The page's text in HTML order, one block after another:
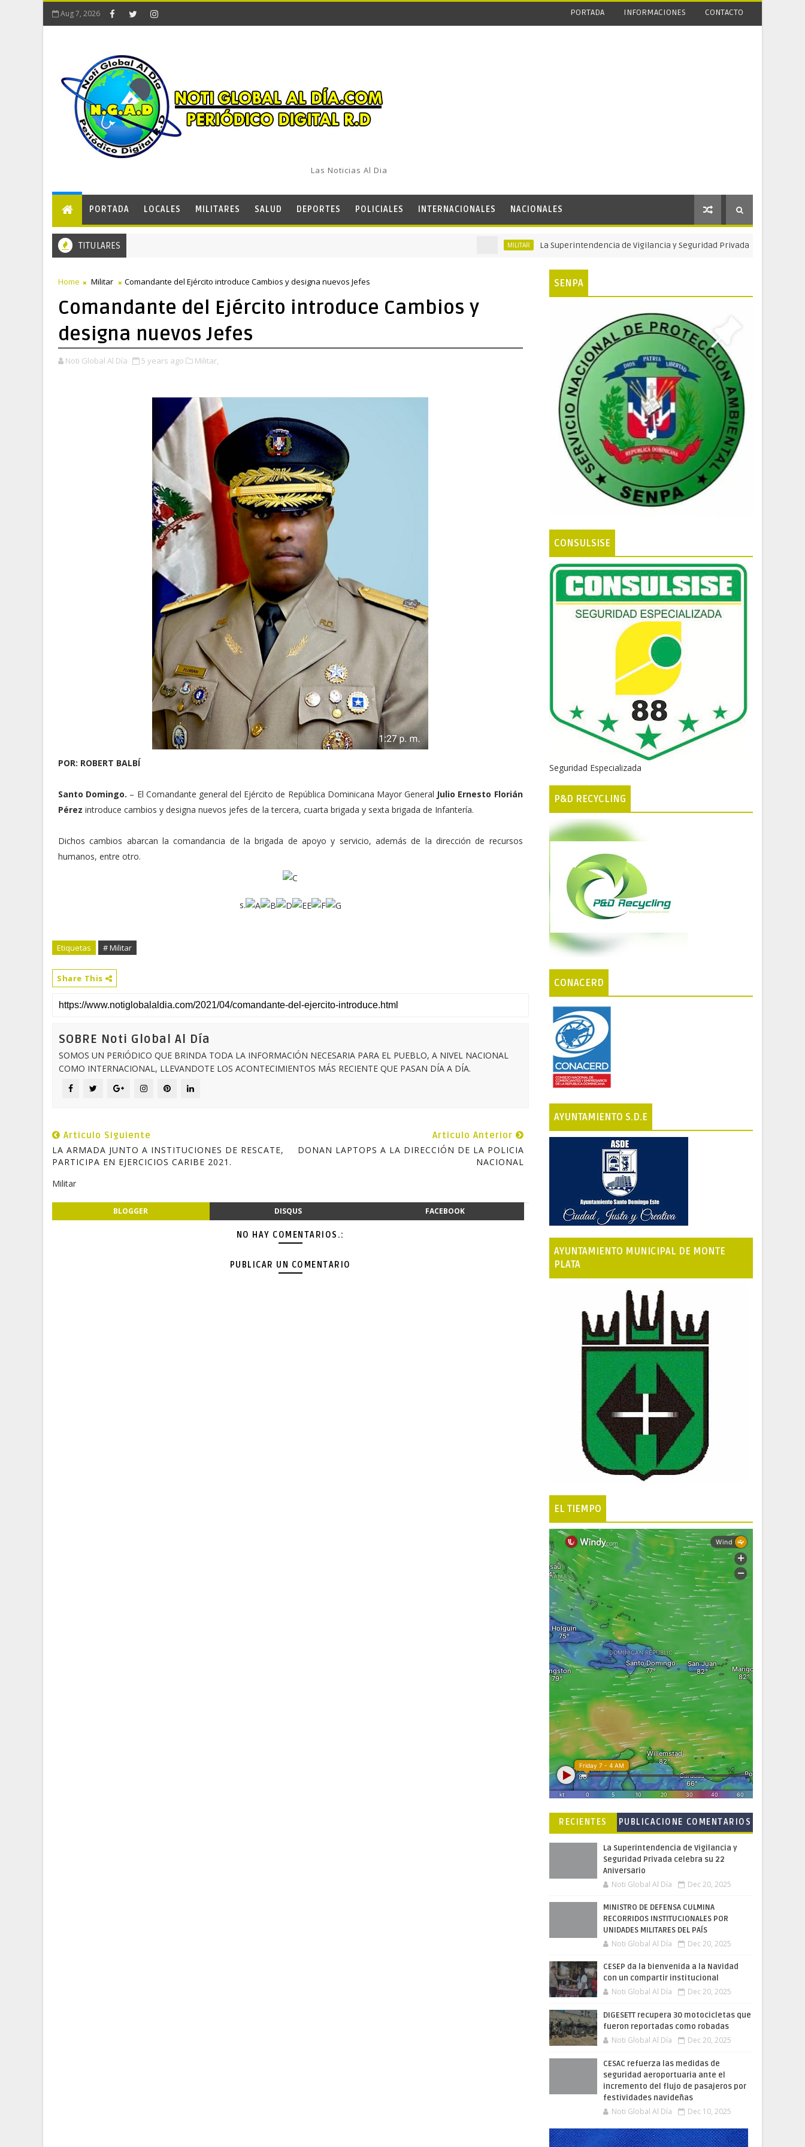
Aug 7, 2026 PORTADA INFORMACIONES CONTACTO
Las Noticias Al Dia
PORTADA LOCALES MILITARES SALUD DEPORTES POLICIALES INTERNACIONALES NACIONALES
TITULARES La Superintendencia de Vigilancia y Seguridad Privada celebra su 22
Home Militar Comandante del Ejército introduce Cambios y designa nuevos Jefes
Comandante del Ejército introduce Cambios y
designa nuevos Jefes
Noti Global Al Día 5 years ago Militar,
POR: ROBERT BALBÍ
Santo Domingo. – El Comandante general del Ejército de República Dominicana Mayor General Julio Ernesto Florián
Pérez introduce cambios y designa nuevos jefes de la tercera, cuarta brigada y sexta brigada de Infantería.
Dichos cambios abarcan la comandancia de la brigada de apoyo y servicio, además de la dirección de recursos
humanos, entre otro.
s.
Etiquetas # Militar
Share This
SOBRE Noti Global Al Día
SOMOS UN PERIÓDICO QUE BRINDA TODA LA INFORMACIÓN NECESARIA PARA EL PUEBLO, A NIVEL NACIONAL
COMO INTERNACIONAL, LLEVANDOTE LOS ACONTECIMIENTOS MÁS RECIENTE QUE PASAN DÍA A DÍA.
Articulo Siguiente
LA ARMADA JUNTO A INSTITUCIONES DE RESCATE,
PARTICIPA EN EJERCICIOS CARIBE 2021.
Articulo Anterior
DONAN LAPTOPS A LA DIRECCIÓN DE LA POLICIA
NACIONAL
Militar
BLOGGER DISQUS FACEBOOK
NO HAY COMENTARIOS.:
PUBLICAR UN COMENTARIO
SENPA
CONSULSISE
Seguridad Especializada
P&D RECYCLING
CONACERD
AYUNTAMIENTO S.D.E
AYUNTAMIENTO MUNICIPAL DE MONTE
PLATA
EL TIEMPO
RECIENTES
PUBLICACIONE COMENTARIOS
La Superintendencia de Vigilancia y
Seguridad Privada celebra su 22
Aniversario
Noti Global Al Día Dec 20, 2025
MINISTRO DE DEFENSA CULMINA
RECORRIDOS INSTITUCIONALES POR
UNIDADES MILITARES DEL PAÍS
Noti Global Al Día Dec 20, 2025
CESEP da la bienvenida a la Navidad
con un compartir institucional
Noti Global Al Día Dec 20, 2025
DIGESETT recupera 30 motocicletas que
fueron reportadas como robadas
Noti Global Al Día Dec 20, 2025
CESAC refuerza las medidas de
seguridad aeroportuaria ante el
incremento del flujo de pasajeros por
festividades navideñas
Noti Global Al Día Dec 10, 2025